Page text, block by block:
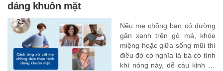
dáng khuôn mặt
Nếu mẹ chồng bạn có đường
gân xanh trên gò má, khóe
miệng hoặc giữa sống mũi thì
điều đó có nghĩa là bà có tính
khí nóng nảy, dễ cáu kỉnh và